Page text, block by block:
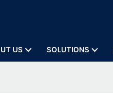
US SOLUTIONS